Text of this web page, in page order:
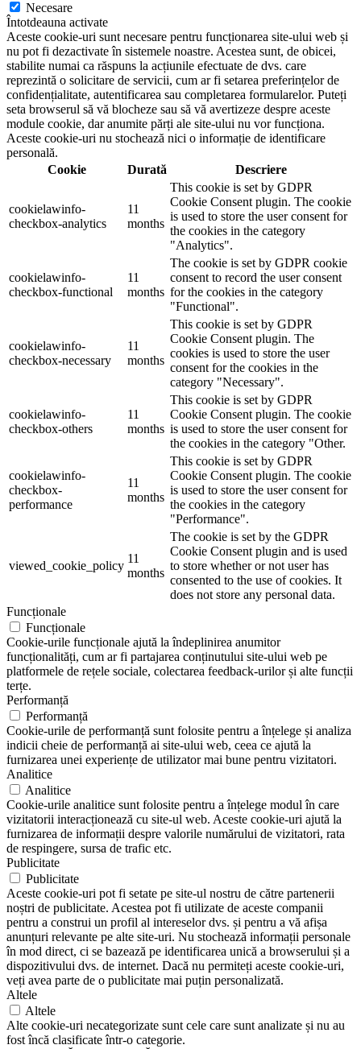
Necesare
Întotdeauna activate
Aceste cookie-uri sunt necesare pentru funcționarea site-ului web și
nu pot fi dezactivate în sistemele noastre. Acestea sunt, de obicei,
stabilite numai ca răspuns la acțiunile efectuate de dvs. care
reprezintă o solicitare de servicii, cum ar fi setarea preferințelor de
confidențialitate, autentificarea sau completarea formularelor. Puteți
seta browserul să vă blocheze sau să vă avertizeze despre aceste
module cookie, dar anumite părți ale site-ului nu vor funcționa.
Aceste cookie-uri nu stochează nici o informație de identificare
personală.
Cookie
Durată Descriere
cookielawinfo-
checkbox-analytics
11
months
This cookie is set by GDPR
Cookie Consent plugin. The cookie
is used to store the user consent for
the cookies in the category
"Analytics".
cookielawinfo-
checkbox-functional
11
months
The cookie is set by GDPR cookie
consent to record the user consent
for the cookies in the category
"Functional".
cookielawinfo-
checkbox-necessary
11
months
This cookie is set by GDPR
Cookie Consent plugin. The
cookies is used to store the user
consent for the cookies in the
category "Necessary".
cookielawinfo-
checkbox-others
11
months
This cookie is set by GDPR
Cookie Consent plugin. The cookie
is used to store the user consent for
the cookies in the category "Other.
cookielawinfo-
checkbox-
performance
11
months
This cookie is set by GDPR
Cookie Consent plugin. The cookie
is used to store the user consent for
the cookies in the category
"Performance".
viewed_cookie_policy
11
months
The cookie is set by the GDPR
Cookie Consent plugin and is used
to store whether or not user has
consented to the use of cookies. It
does not store any personal data.
Funcționale
Funcționale
Cookie-urile funcționale ajută la îndeplinirea anumitor
funcționalități, cum ar fi partajarea conținutului site-ului web pe
platformele de rețele sociale, colectarea feedback-urilor și alte funcții
terțe.
Performanță
Performanță
Cookie-urile de performanță sunt folosite pentru a înțelege și analiza
indicii cheie de performanță ai site-ului web, ceea ce ajută la
furnizarea unei experiențe de utilizator mai bune pentru vizitatori.
Analitice
Analitice
Cookie-urile analitice sunt folosite pentru a înțelege modul în care
vizitatorii interacționează cu site-ul web. Aceste cookie-uri ajută la
furnizarea de informații despre valorile numărului de vizitatori, rata
de respingere, sursa de trafic etc.
Publicitate
Publicitate
Aceste cookie-uri pot fi setate pe site-ul nostru de către partenerii
noștri de publicitate. Acestea pot fi utilizate de aceste companii
pentru a construi un profil al intereselor dvs. și pentru a vă afișa
anunțuri relevante pe alte site-uri. Nu stochează informații personale
în mod direct, ci se bazează pe identificarea unică a browserului și a
dispozitivului dvs. de internet. Dacă nu permiteți aceste cookie-uri,
veți avea parte de o publicitate mai puțin personalizată.
Altele
Altele
Alte cookie-uri necategorizate sunt cele care sunt analizate și nu au
fost încă clasificate într-o categorie.